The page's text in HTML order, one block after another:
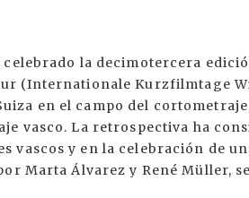
la decimotercera
(Internationale Kurzfilmtage
en el campo del
vasco. La retrospectiva ha
vascos y en la celebración de
Marta Álvarez y René Müller,